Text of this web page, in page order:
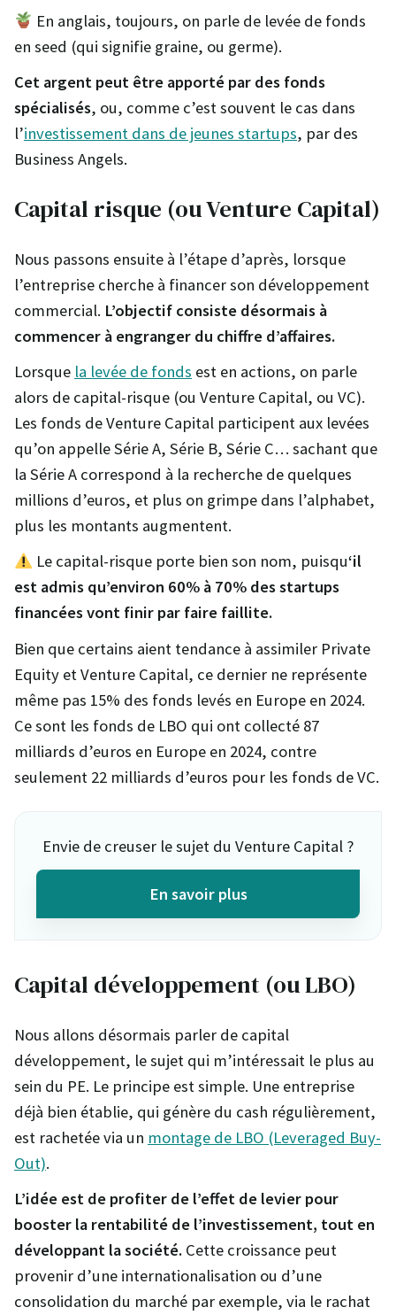
En anglais, toujours, on parle de levée de fonds
en seed (qui signifie graine, ou germe).
Cet argent peut être apporté par des fonds
spécialisés, ou, comme c’est souvent le cas dans
l’investissement dans de jeunes startups, par des
Business Angels.
Capital risque (ou Venture Capital)
Nous passons ensuite à l’étape d’après, lorsque
l’entreprise cherche à financer son développement
commercial. L’objectif consiste désormais à
commencer à engranger du chiffre d’affaires.
Lorsque la levée de fonds est en actions, on parle
alors de capital-risque (ou Venture Capital, ou VC).
Les fonds de Venture Capital participent aux levées
qu’on appelle Série A, Série B, Série C… sachant que
la Série A correspond à la recherche de quelques
millions d’euros, et plus on grimpe dans l’alphabet,
plus les montants augmentent.
Le capital-risque porte bien son nom, puisqu‘il
est admis qu’environ 60% à 70% des startups
financées vont finir par faire faillite.
Bien que certains aient tendance à assimiler Private
Equity et Venture Capital, ce dernier ne représente
même pas 15% des fonds levés en Europe en 2024.
Ce sont les fonds de LBO qui ont collecté 87
milliards d’euros en Europe en 2024, contre
seulement 22 milliards d’euros pour les fonds de VC.
Envie de creuser le sujet du Venture Capital ?
En savoir plus
Capital développement (ou LBO)
Nous allons désormais parler de capital
développement, le sujet qui m’intéressait le plus au
sein du PE. Le principe est simple. Une entreprise
déjà bien établie, qui génère du cash régulièrement,
est rachetée via un montage de LBO (Leveraged Buy-
Out).
L’idée est de profiter de l’effet de levier pour
booster la rentabilité de l’investissement, tout en
développant la société. Cette croissance peut
provenir d’une internationalisation ou d’une
consolidation du marché par exemple, via le rachat